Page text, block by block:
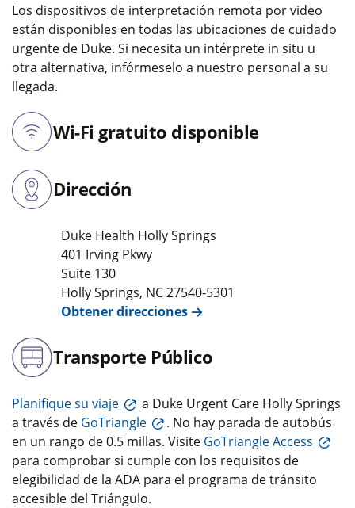
Los dispositivos de interpretación remota por video
están disponibles en todas las ubicaciones de cuidado
urgente de Duke. Si necesita un intérprete in situ u
otra alternativa, infórmeselo a nuestro personal a su
llegada.
Wi-Fi gratuito disponible
Dirección
Duke Health Holly Springs
401 Irving Pkwy
Suite 130
Holly Springs, NC27540-5301
Obtener direcciones
Transporte Público
Planifique su viaje
a Duke Urgent Care Holly Springs
a través de GoTriangle
. No hay parada de autobús
en un rango de 0.5 millas. Visite GoTriangle Access
para comprobar si cumple con los requisitos de
elegibilidad de la ADA para el programa de tránsito
accesible del Triángulo.